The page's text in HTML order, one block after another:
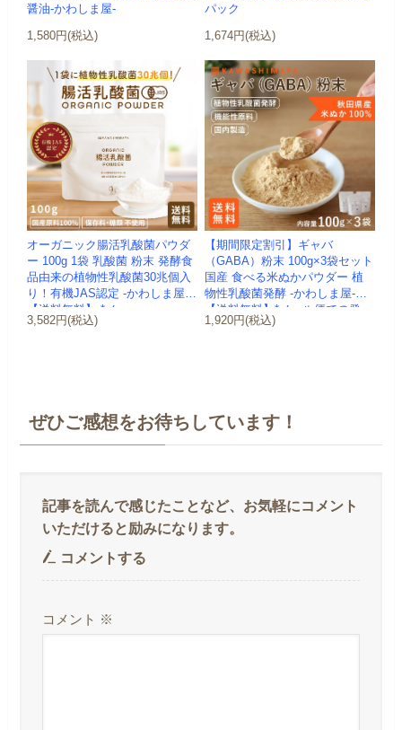
醤油-かわしま屋-
1,580円(税込)
パック
1,674円(税込)
オーガニック腸活乳酸菌パウダ
ー 100g 1袋 乳酸菌 粉末 発酵食
品由来の植物性乳酸菌30兆個入
り！有機JAS認定 -かわしま屋-
【送料無料】 *メ...
3,582円(税込)
【期間限定割引】ギャバ
（GABA）粉末 100g×3袋セット
国産 食べる米ぬかパウダー 植
物性乳酸菌発酵 -かわしま屋-
【送料無料】*メール便での発
送...
1,920円(税込)
ぜひご感想をお待ちしています！
コメントする
コメント ※